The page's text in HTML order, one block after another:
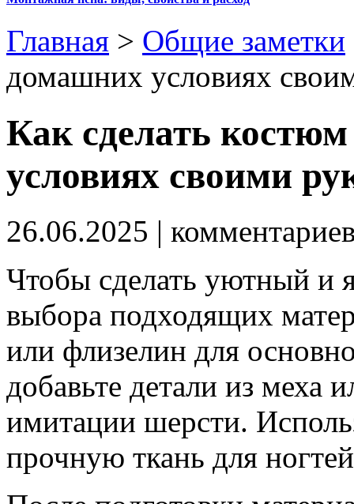
Главная > Общие заметки
домашних условиях
Как сделать
условиях своими
26.06.2025 |
Чтобы сделать уютный и
выбора подходящих
или флизелин для
добавьте детали из меха
имитации шерсти.
прочную ткань для